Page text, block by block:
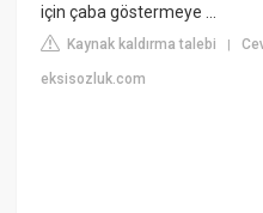
için çaba göstermeye ...
Kaynak kaldırma talebi |
eksisozluk.com